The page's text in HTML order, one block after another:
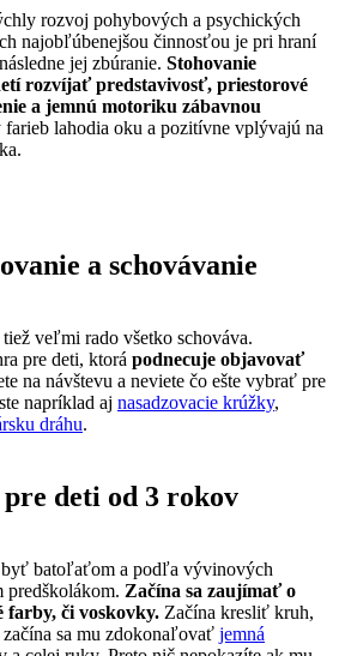
rozvoj pohybových a psychických
najobľúbenejšou činnosťou je pri hraní
jej zbúranie. Stohovanie
rozvíjať predstavivosť, priestorové
a jemnú motoriku zábavnou
farieb lahodia oku a pozitívne vplývajú na
a schovávanie
veľmi rado všetko schováva.
pre deti, ktorá podnecuje objavovať
na návštevu a neviete čo ešte vybrať pre
napríklad aj nasadzovacie krúžky,
dráhu.
deti od 3 rokov
byť batoľaťom a podľa vývinových
predškolákom. Začína sa zaujímať o
farby, či voskovky. Začína kresliť kruh,
začína sa mu zdokonaľovať jemná